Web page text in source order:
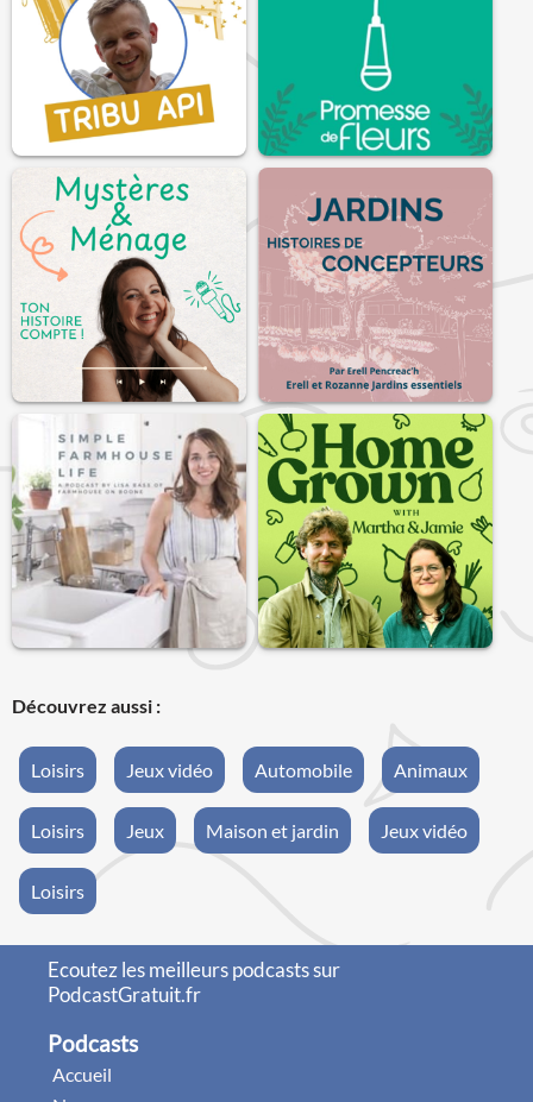
Découvrez aussi :
Loisirs Jeux vidéo Automobile Animaux
Loisirs Jeux Maison et jardin Jeux vidéo
Loisirs
Ecoutez les meilleurs podcasts sur
PodcastGratuit.fr
Podcasts
Accueil